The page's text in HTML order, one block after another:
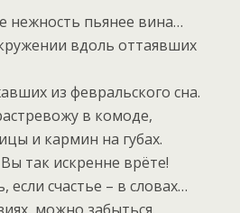
нежность пьянее вина…
вдоль оттаявших
из февральского сна.
в комоде,
и кармин на губах.
так искренне врёте!
счастье – в словах…